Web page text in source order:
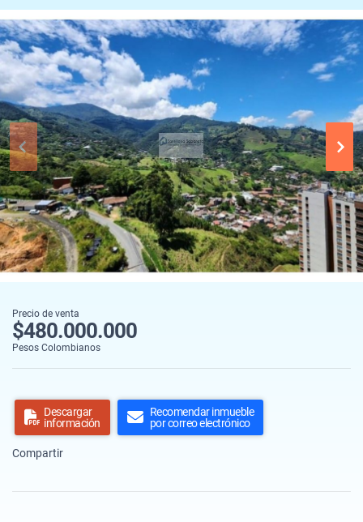
Precio de venta
$480.000.000
Pesos Colombianos
Descargar
información
Recomendar inmueble
por correo electrónico
Compartir